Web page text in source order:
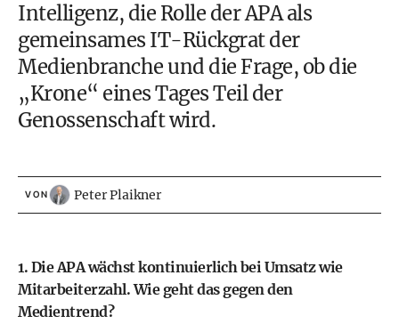
Intelligenz, die Rolle der APA als
gemeinsames IT-Rückgrat der
Medienbranche und die Frage, ob die
„Krone“ eines Tages Teil der
Genossenschaft wird.
VON Peter Plaikner
1. Die APA wächst kontinuierlich bei Umsatz wie
Mitarbeiterzahl. Wie geht das gegen den
Medientrend?